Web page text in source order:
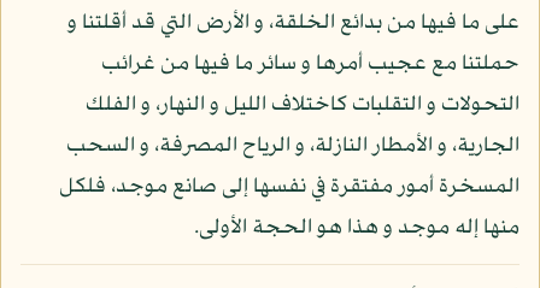
على ما فيها من بدائع الخلقة، و الأرض التي قد أقلتنا و
حملتنا مع عجيب أمرها و سائر ما فيها من غرائب
التحولات و التقلبات كاختلاف الليل و النهار، و الفلك
الجارية، و الأمطار النازلة، و الرياح المصرفة، و السحب
المسخرة أمور مفتقرة في نفسها إلى صانع موجد، فلكل
منها إله موجد و هذا هو الحجة الأولى.